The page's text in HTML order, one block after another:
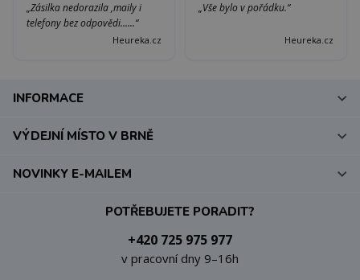
„Zásilka nedorazila ,maily i
telefony bez odpovědi......“
Heureka.cz
„Vše bylo v pořádku.“
Heureka.cz
INFORMACE
VÝDEJNÍ MÍSTO V BRNĚ
POTŘEBUJETE PORADIT?
+420 725 975 977
v pracovní dny 9–16h
NOVINKY E-MAILEM